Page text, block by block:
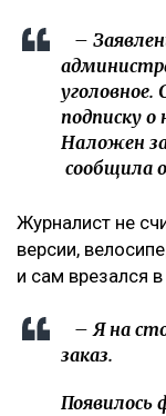
–
подписку о
Наложен
сообщила
Журналист не
версии,
и сам врезался
– Я на
заказ.
Появилось